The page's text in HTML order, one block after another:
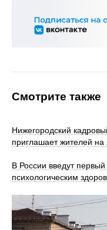
Смотрите также
Нижегородский
приглашает жителей на
В России введут
психологическим